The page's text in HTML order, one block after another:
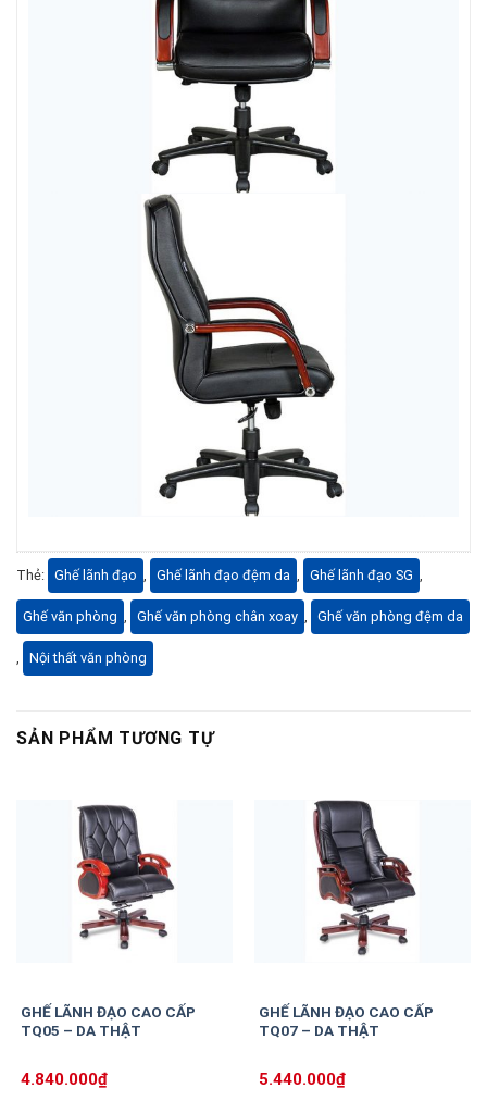
Thẻ: Ghế lãnh đạo Ghế lãnh đạo đệm da Ghế lãnh đạo SG
Ghế văn phòng Ghế văn phòng chân xoay Ghế văn phòng đệm da
Nội thất văn phòng
SẢN PHẨM TƯƠNG TỰ
GHẾ LÃNH ĐẠO CAO CẤP
TQ05 – DA THẬT
4.840.000₫
GHẾ LÃNH ĐẠO CAO CẤP
TQ07 – DA THẬT
5.440.000₫